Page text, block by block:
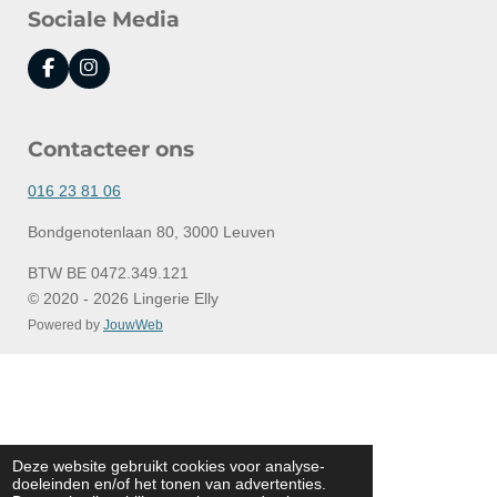
Deze website gebruikt cookies voor analyse-
doeleinden en/of het tonen van advertenties.
Sociale Media
F
a
b
o
k
I
n
a
r
a
Contacteer ons
016 23 81 06
Bondgenotenlaan 80, 3000 Leuven
BTW BE 0472.349.121
© 2020 - 2026 Lingerie Elly
Powered by JouwWeb